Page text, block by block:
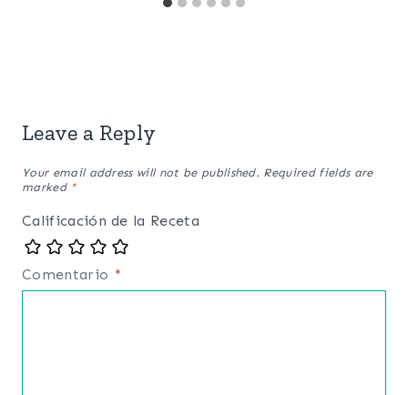
Leave a Reply
Your email address will not be published. Required fields are
marked *
Calificación de la Receta
Comentario *